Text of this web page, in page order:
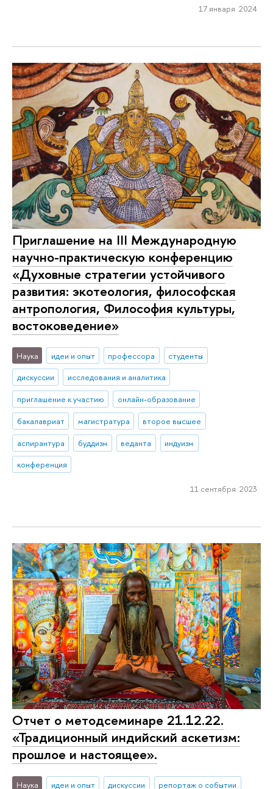
17 января 2024
Приглашение на III Международную
научно-практическую конференцию
«Духовные стратегии устойчивого
развития: экотеология, философская
антропология, Философия культуры,
востоковедение»
Наука идеи и опыт профессора
студенты
дискуссии
исследования и аналитика
приглашение к участию
онлайн-образование
бакалавриат
магистратура
второе высшее
аспирантура
буддизм веданта
индуизм
конференция
11 сентября 2023
Отчет о методсеминаре 21.12.22.
«Традиционный индийский аскетизм:
прошлое и настоящее».
Наука идеи и опыт дискуссии репортаж о событии